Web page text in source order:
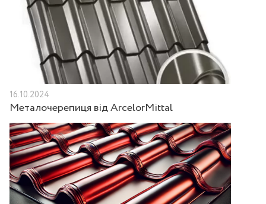
16.10.2024
Металочерепиця від ArcelorMittal